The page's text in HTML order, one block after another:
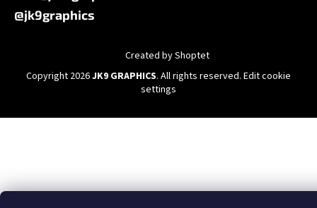
@jk9graphics
Created by Shoptet
Copyright 2026JK9 GRAPHICS. All rights reserved. Edit cookie
settings